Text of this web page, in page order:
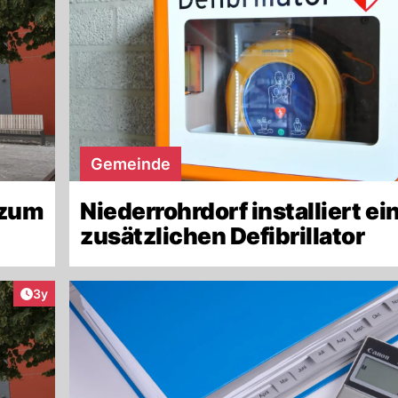
Gemeinde
Niederrohrdorf installiert
zusätzlichen Defibrillator
Artikel veröffentlicht:
3y